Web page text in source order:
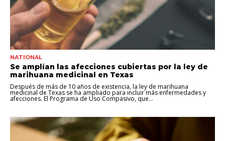
NATIONAL
Se amplían las afecciones cubiertas por la ley de
marihuana medicinal en Texas
Después de más de 10 años de existencia, la ley de marihuana
medicinal de Texas se ha ampliado para incluir más enfermedades y
afecciones. El Programa de Uso Compasivo, que...